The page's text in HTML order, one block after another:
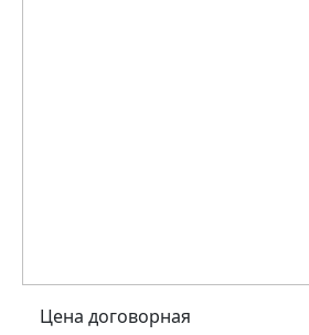
Цена договорная